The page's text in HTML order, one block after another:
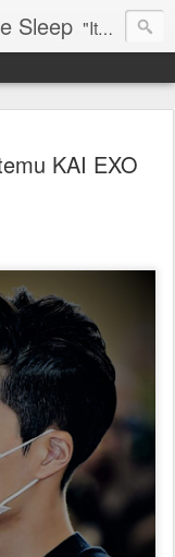
Sleep "Its my life to be exist in the world"
KAI EXO